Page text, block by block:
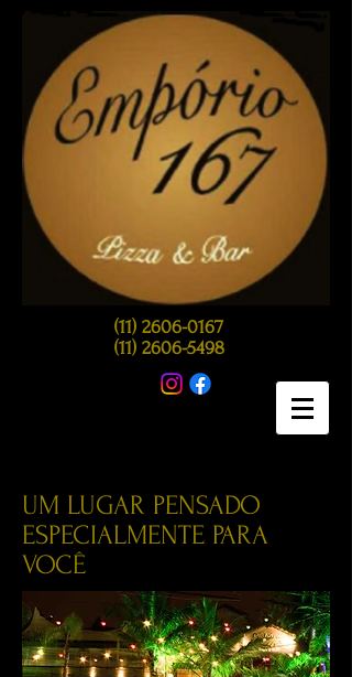
(11) 2606-0167
(11) 2606-5498
UM LUGAR PENSADO
ESPECIALMENTE PARA
VOCÊ